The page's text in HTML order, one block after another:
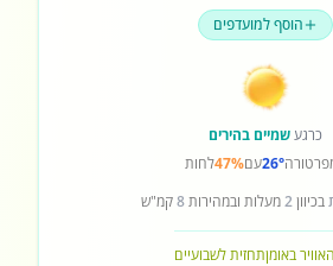
הוסף למועדפים
כרגעשמיים בהירים
26°עם47%לחות
בכיוון2מעלות ובמהירות8קמ"ש
באומןתחזית לשבועיים